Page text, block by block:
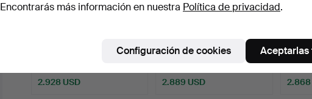
Subastado 28 dic 2025
2.928 USD
Slagelse Møbelfabrik,…
Subastado 6 jun 2026
2.889 USD 2.868
Encontrarás más información en nuestra Política de privacidad.
Configuración de cookies Aceptarlas